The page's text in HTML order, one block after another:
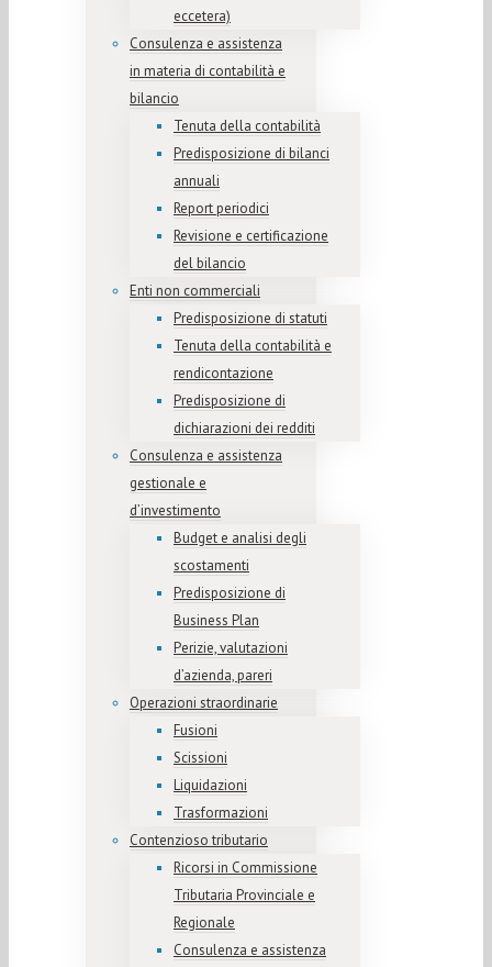
eccetera)
Consulenza e assistenza
in materia di contabilità e
bilancio
Tenuta della contabilità
Predisposizione di bilanci
annuali
Report periodici
Revisione e certificazione
del bilancio
Enti non commerciali
Predisposizione di statuti
Tenuta della contabilità e
rendicontazione
Predisposizione di
dichiarazioni dei redditi
Consulenza e assistenza
gestionale e
d’investimento
Budget e analisi degli
scostamenti
Predisposizione di
Business Plan
Perizie, valutazioni
d’azienda, pareri
Operazioni straordinarie
Fusioni
Scissioni
Liquidazioni
Trasformazioni
Contenzioso tributario
Ricorsi in Commissione
Tributaria Provinciale e
Regionale
Consulenza e assistenza